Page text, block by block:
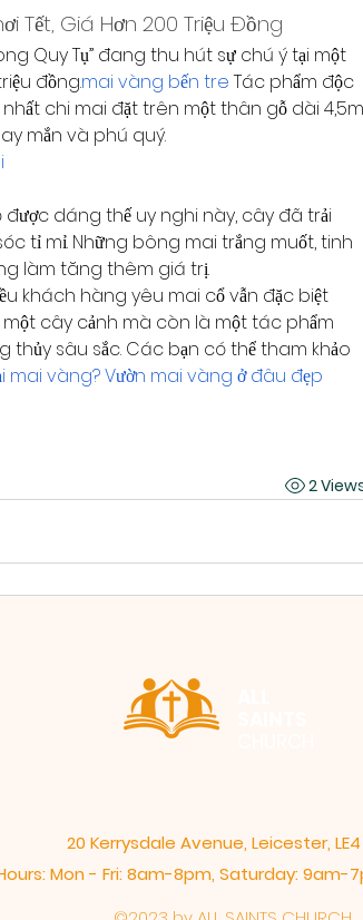
Tết, Giá Hơn 200 Triệu Đồng
Quy Tụ” đang thu hút sự chú ý tại một
đồng.mai vàng bến tre Tác phẩm độc
chi mai đặt trên một thân gỗ dài
mắn và phú quý.
dáng thế uy nghi này, cây đã trải
tỉ mỉ. Những bông mai trắng muốt, tinh
làm tăng thêm giá trị.
khách hàng yêu mai cổ vẫn đặc biệt
cây cảnh mà còn là một tác phẩm
sâu sắc. Các bạn có thể tham khảo
mai vàng? Vườn mai vàng ở đâu đẹp
2
20 Kerrysdale Avenue, Leicester, LE4
Mon - Fri: 8am-8pm,​​ Saturday: 9am-